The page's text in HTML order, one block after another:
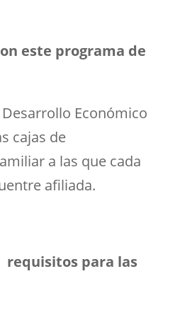
este programa de
Económico
cajas de
a las que cada
afiliada.
requisitos para las